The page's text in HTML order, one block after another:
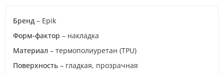
Бренд – Epik
Форм-фактор – накладка
Материал – термополиуретан (TPU)
Поверхность – гладкая, прозрачная